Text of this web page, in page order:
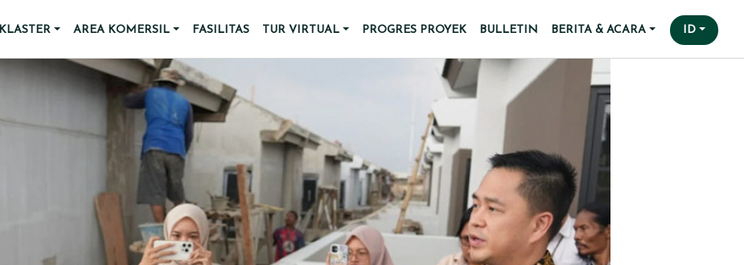
KLASTER AREA KOMERSIL FASILITAS TUR VIRTUAL PROGRES PROYEK BULLETIN BERITA & ACARA ID